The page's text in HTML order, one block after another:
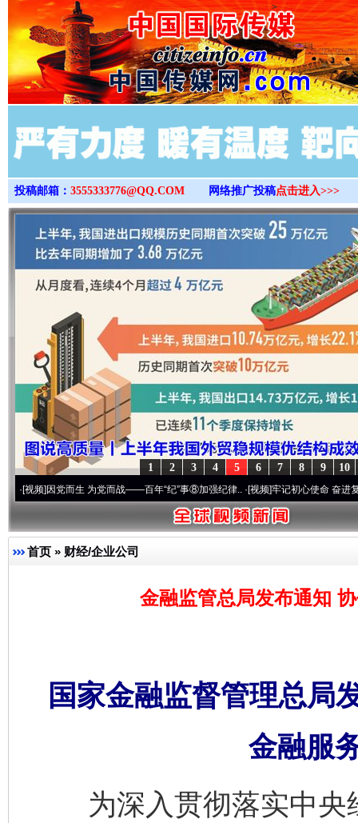
>
投稿邮箱： 3555333776@QQ.COM 网络推广投稿点击进入>>>
10
9
8
7
6
5
4
3
2
1
因党而生 为党而战——百年“纪”事⑧加强纪律..·[视频]牢记初心使命 奋进复兴征程丨“
首页 » 财经/企业公司
金融监管总局发布通知
国家金融监督管理总局
金融服
为深入贯彻落实中央